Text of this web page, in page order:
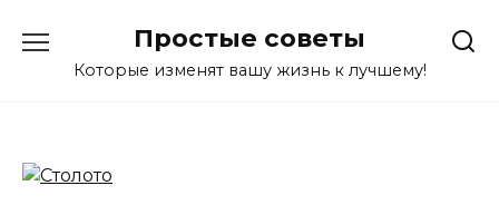
содержанию
Простые советы
Которые изменят вашу жизнь к лучшему!